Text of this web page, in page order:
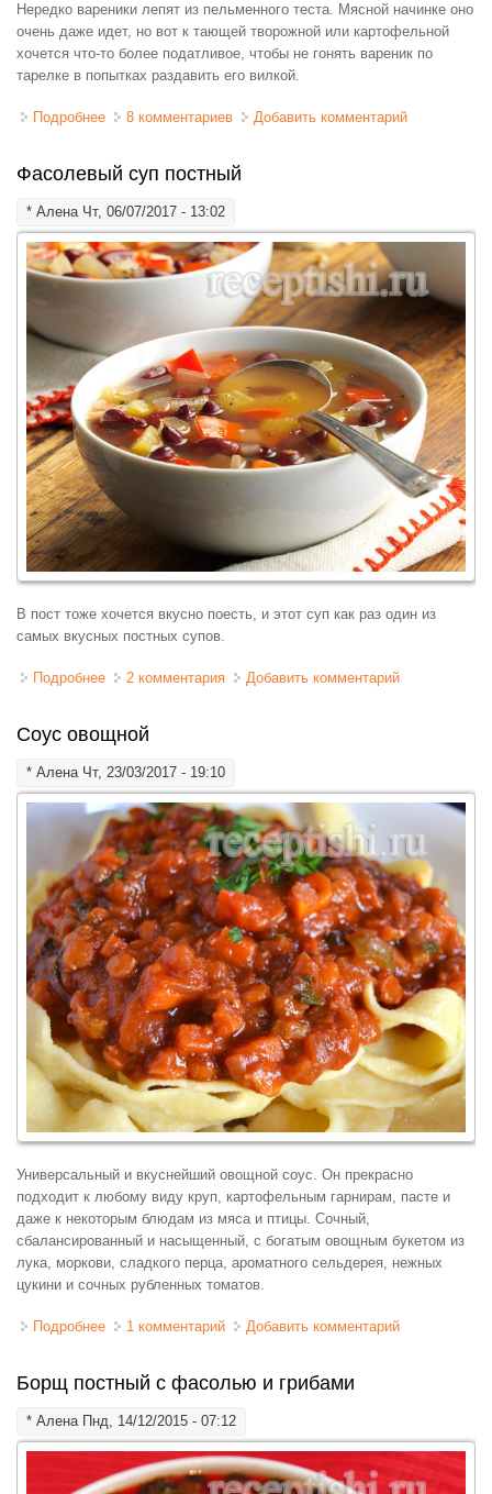
Нередко вареники лепят из пельменного теста. Мясной начинке оно
очень даже идет, но вот к тающей творожной или картофельной
хочется что-то более податливое, чтобы не гонять вареник по
тарелке в попытках раздавить его вилкой.
Подробнее о Тесто для вареников на кипятке
8 комментариев Добавить комментарий
Фасолевый суп постный
* АленаЧт, 06/07/2017 - 13:02
В пост тоже хочется вкусно поесть, и этот суп как раз один из
самых вкусных постных супов.
Подробнее о Фасолевый суп постный
2 комментария Добавить комментарий
Соус овощной
* АленаЧт, 23/03/2017 - 19:10
Универсальный и вкуснейший овощной соус. Он прекрасно
подходит к любому виду круп, картофельным гарнирам, пасте и
даже к некоторым блюдам из мяса и птицы. Сочный,
сбалансированный и насыщенный, с богатым овощным букетом из
лука, моркови, сладкого перца, ароматного сельдерея, нежных
цукини и сочных рубленных томатов.
Подробнее о Соус овощной
1 комментарий Добавить комментарий
Борщ постный с фасолью и грибами
* АленаПнд, 14/12/2015 - 07:12